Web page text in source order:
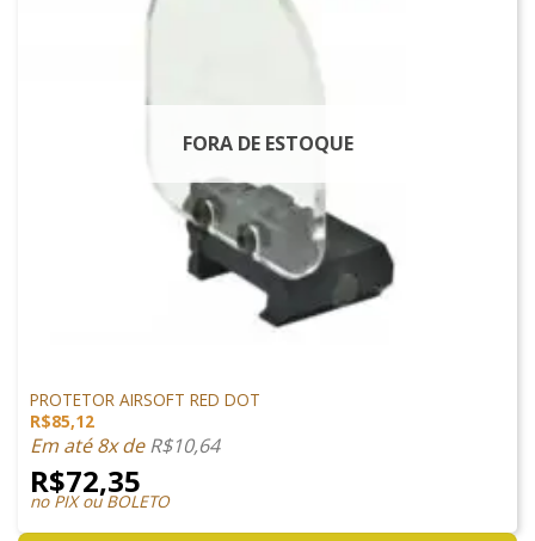
FORA DE ESTOQUE
PROTETOR AIRSOFT RED DOT
R$85,12
Em até 8x deR$10,64
R$72,35
no PIX ou BOLETO